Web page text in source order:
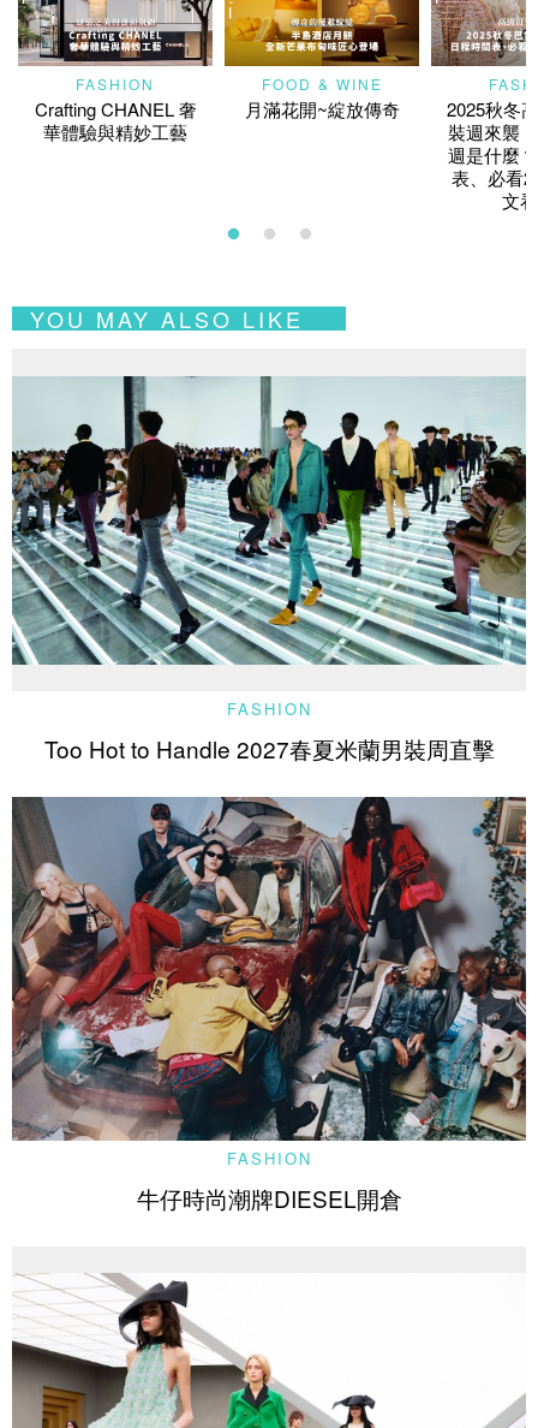
FASHION
Crafting CHANEL 奢
華體驗與精妙工藝
FOOD & WINE
月滿花開~綻放傳奇
2025秋冬
裝週來襲
週是什麼
表、必看
文
YOU MAY ALSO LIKE
FASHION
Too Hot to Handle 2027春夏米蘭男裝周直擊
FASHION
牛仔時尚潮牌DIESEL開倉